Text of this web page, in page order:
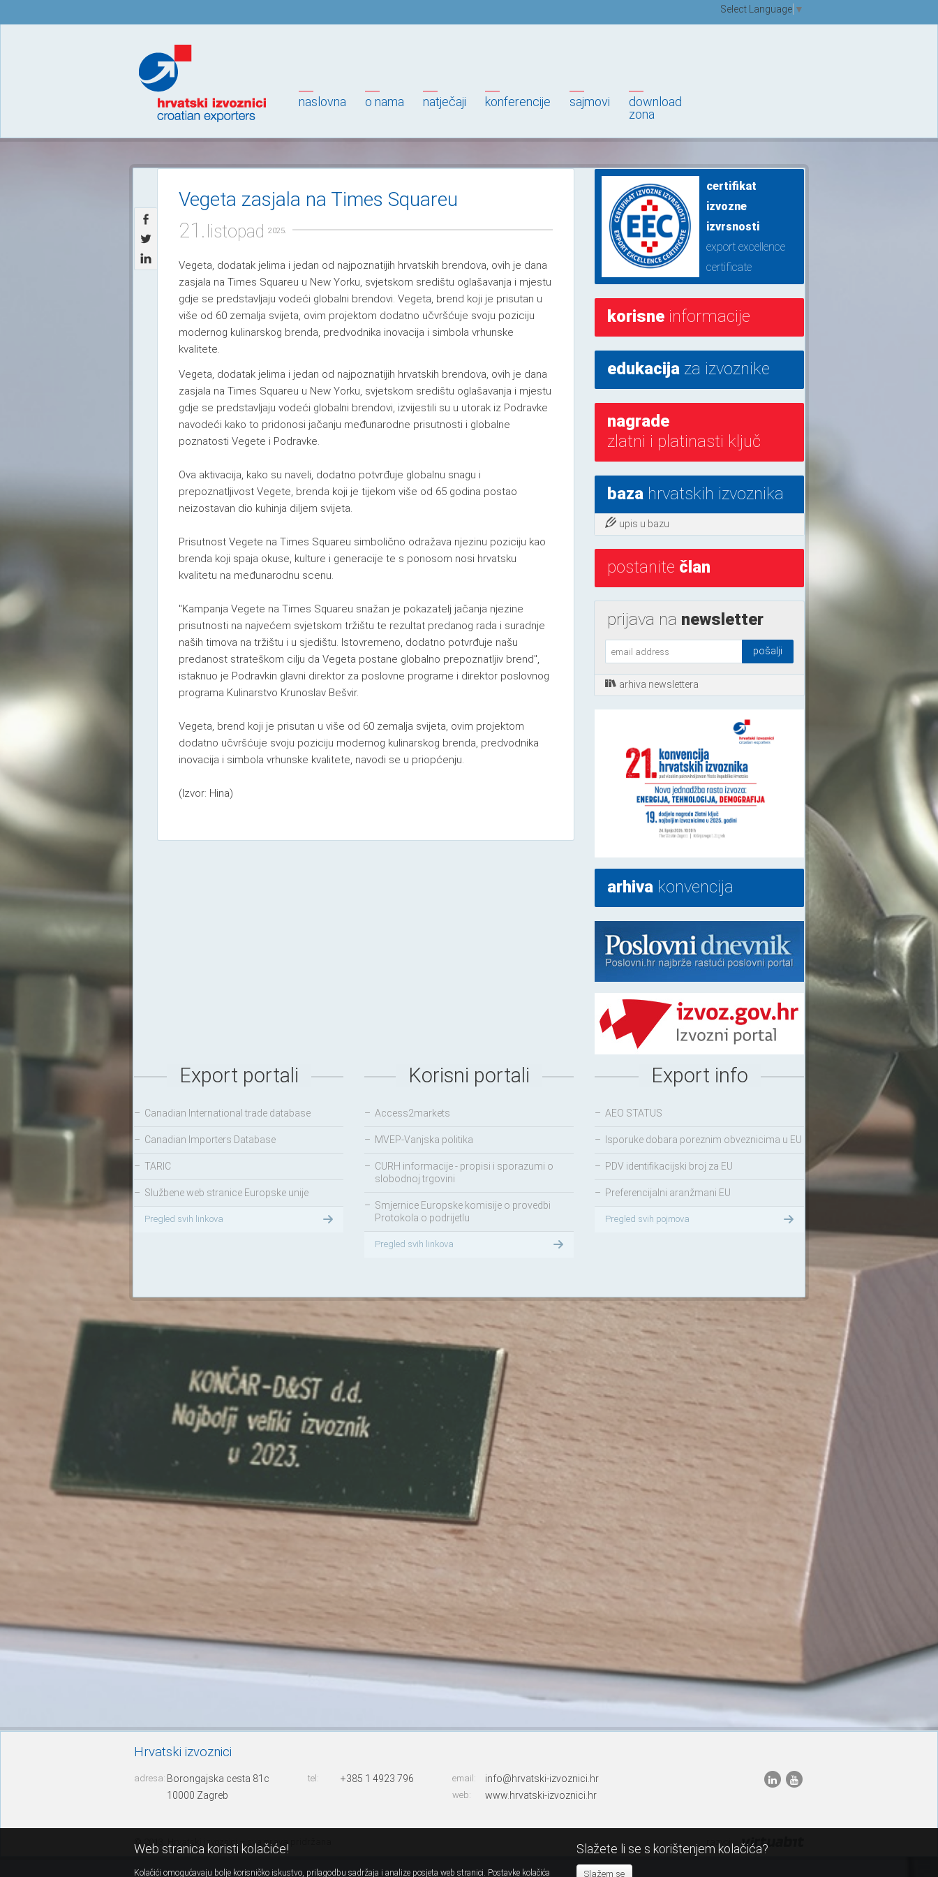
Select Language ▼
naslovna o nama natječaji konferencije sajmovi
download
zona
Vegeta zasjala na Times Squareu
21. listopad 2025.
Vegeta, dodatak jelima i jedan od najpoznatijih hrvatskih brendova, ovih je dana
zasjala na Times Squareu u New Yorku, svjetskom središtu oglašavanja i mjestu
gdje se predstavljaju vodeći globalni brendovi. Vegeta, brend koji je prisutan u
više od 60 zemalja svijeta, ovim projektom dodatno učvršćuje svoju poziciju
modernog kulinarskog brenda, predvodnika inovacija i simbola vrhunske
kvalitete.
Vegeta, dodatak jelima i jedan od najpoznatijih hrvatskih brendova, ovih je dana
zasjala na Times Squareu u New Yorku, svjetskom središtu oglašavanja i mjestu
gdje se predstavljaju vodeći globalni brendovi, izvijestili su u utorak iz Podravke
navodeći kako to pridonosi jačanju međunarodne prisutnosti i globalne
poznatosti Vegete i Podravke.
Ova aktivacija, kako su naveli, dodatno potvrđuje globalnu snagu i
prepoznatljivost Vegete, brenda koji je tijekom više od 65 godina postao
neizostavan dio kuhinja diljem svijeta.
Prisutnost Vegete na Times Squareu simbolično odražava njezinu poziciju kao
brenda koji spaja okuse, kulture i generacije te s ponosom nosi hrvatsku
kvalitetu na međunarodnu scenu.
"Kampanja Vegete na Times Squareu snažan je pokazatelj jačanja njezine
prisutnosti na najvećem svjetskom tržištu te rezultat predanog rada i suradnje
naših timova na tržištu i u sjedištu. Istovremeno, dodatno potvrđuje našu
predanost strateškom cilju da Vegeta postane globalno prepoznatljiv brend",
istaknuo je Podravkin glavni direktor za poslovne programe i direktor poslovnog
programa Kulinarstvo Krunoslav Bešvir.
Vegeta, brend koji je prisutan u više od 60 zemalja svijeta, ovim projektom
dodatno učvršćuje svoju poziciju modernog kulinarskog brenda, predvodnika
inovacija i simbola vrhunske kvalitete, navodi se u priopćenju.
(Izvor: Hina)
certifikat
izvozne
izvrsnosti
export excellence
certificate
korisne informacije
edukacija za izvoznike
nagrade
zlatni i platinasti ključ
baza hrvatskih izvoznika
upis u bazu
postanite član
prijava na newsletter
arhiva newslettera
arhiva konvencija
Export portali
– Canadian International trade database
– Canadian Importers Database
– TARIC
– Službene web stranice Europske unije
Pregled svih linkova
Korisni portali
– Access2markets
– MVEP-Vanjska politika
– CURH informacije - propisi i sporazumi o
slobodnoj trgovini
– Smjernice Europske komisije o provedbi
Protokola o podrijetlu
Pregled svih linkova
Export info
– AEO STATUS
– Isporuke dobara poreznim obveznicima u EU
– PDV identifikacijski broj za EU
– Preferencijalni aranžmani EU
Pregled svih pojmova
Hrvatski izvoznici
adresa: Borongajska cesta 81c
10000 Zagreb
tel: +385 1 4923 796 email: info@hrvatski-izvoznici.hr
web: www.hrvatski-izvoznici.hr
© 2013. Hrvatski izvoznici – sva prava pridržana razvoj:
Web stranica koristi kolačiće!
Kolačići omogućavaju bolje korisničko iskustvo, prilagodbu sadržaja i analize posjeta web stranici. Postavke kolačića
Slažete li se s korištenjem kolačića?
Slažem se